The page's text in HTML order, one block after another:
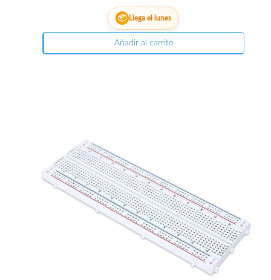
📦 Llega el lunes
Añadir al carrito